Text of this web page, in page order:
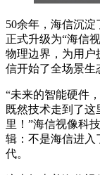
50余年，海信沉淀
正式升级为“海信
物理边界，为用户
信开始了全场景生
“未来的智能硬件
既然技术走到了
里！”海信视像科
辑：不是海信进⼊
代。